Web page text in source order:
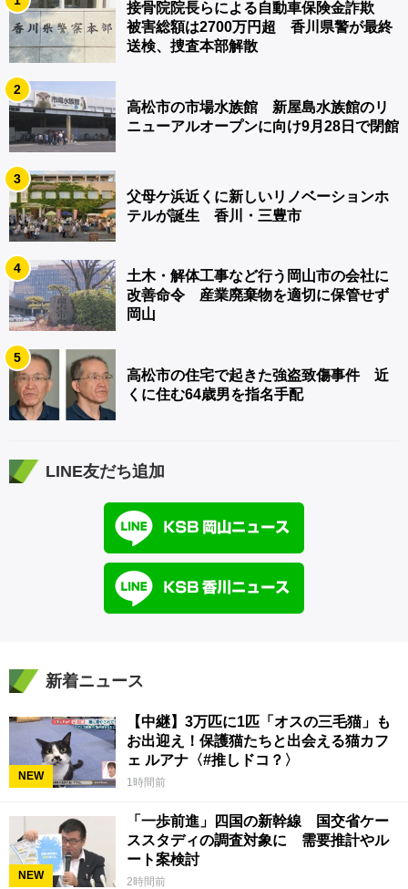
接骨院院長らによる自動車保険金詐欺
被害総額は2700万円超 香川県警が最終
送検、捜査本部解散
2
高松市の市場水族館 新屋島水族館のリ
ニューアルオープンに向け9月28日で閉館
3
父母ケ浜近くに新しいリノベーションホ
テルが誕生 香川・三豊市
4
土木・解体工事など行う岡山市の会社に
改善命令 産業廃棄物を適切に保管せず
岡山
5
高松市の住宅で起きた強盗致傷事件 近
くに住む64歳男を指名手配
LINE友だち追加
新着ニュース
NEW
【中継】3万匹に1匹「オスの三毛猫」も
お出迎え！保護猫たちと出会える猫カフ
ェ ルアナ〈#推しドコ？〉
1時間前
NEW
「一歩前進」四国の新幹線 国交省ケー
ススタディの調査対象に 需要推計やル
ート案検討
2時間前